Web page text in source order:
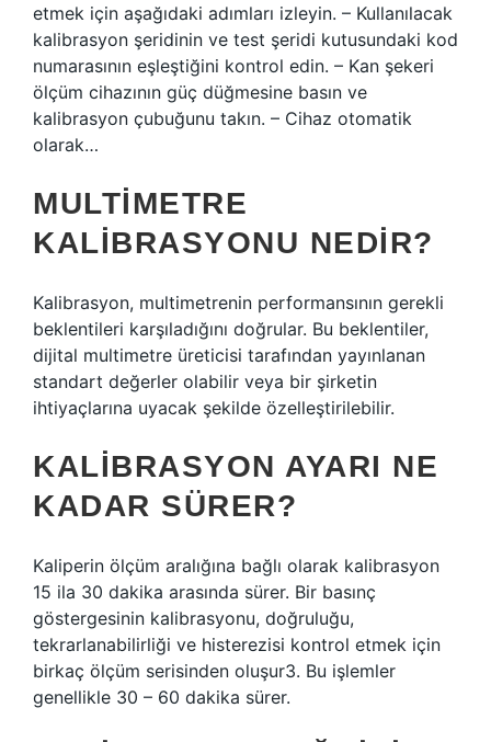
etmek için aşağıdaki adımları izleyin. – Kullanılacak
kalibrasyon şeridinin ve test şeridi kutusundaki kod
numarasının eşleştiğini kontrol edin. – Kan şekeri
ölçüm cihazının güç düğmesine basın ve
kalibrasyon çubuğunu takın. – Cihaz otomatik
olarak…
MULTIMETRE
KALIBRASYONU NEDIR?
Kalibrasyon, multimetrenin performansının gerekli
beklentileri karşıladığını doğrular. Bu beklentiler,
dijital multimetre üreticisi tarafından yayınlanan
standart değerler olabilir veya bir şirketin
ihtiyaçlarına uyacak şekilde özelleştirilebilir.
KALIBRASYON AYARI NE
KADAR SÜRER?
Kaliperin ölçüm aralığına bağlı olarak kalibrasyon
15 ila 30 dakika arasında sürer. Bir basınç
göstergesinin kalibrasyonu, doğruluğu,
tekrarlanabilirliği ve histerezisi kontrol etmek için
birkaç ölçüm serisinden oluşur3. Bu işlemler
genellikle 30 – 60 dakika sürer.